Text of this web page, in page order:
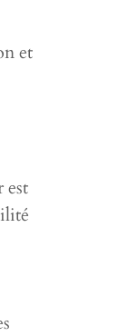
et
est